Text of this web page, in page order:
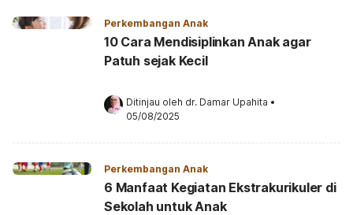
Perkembangan Anak
10 Cara Mendisiplinkan Anak agar
Patuh sejak Kecil
Ditinjau oleh dr. Damar Upahita •
05/08/2025
Perkembangan Anak
6 Manfaat Kegiatan Ekstrakurikuler di
Sekolah untuk Anak